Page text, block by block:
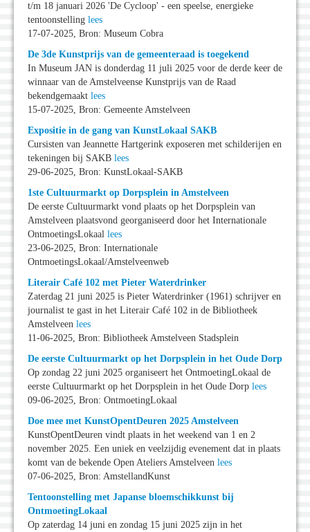
t/m 18 januari 2026 'De Cycloop' - een speelse, energieke
tentoonstelling lees
17-07-2025, Bron: Museum Cobra
De 3de Kunstprijs van de gemeenteraad is toegekend
In Museum JAN is donderdag 11 juli 2025 voor de derde keer de
winnaar van de Amstelveense Kunstprijs van de Raad
bekendgemaakt lees
15-07-2025, Bron: Gemeente Amstelveen
Expositie in de gang van KunstLokaal SAKB
Cursisten van Jeannette Hartgerink exposeren met schilderijen en
tekeningen bij SAKB lees
29-06-2025, Bron: KunstLokaal-SAKB
1ste Cultuurmarkt op Dorpsplein in Amstelveen
De eerste Cultuurmarkt vond plaats op het Dorpsplein van
Amstelveen plaatsvond georganiseerd door het Internationale
OntmoetingsLokaal lees
23-06-2025, Bron: Internationale
OntmoetingsLokaal/Amstelveenweb
Literair Café 102 met Pieter Waterdrinker
Zaterdag 21 juni 2025 is Pieter Waterdrinker (1961) schrijver en
journalist te gast in het Literair Café 102 in de Bibliotheek
Amstelveen lees
11-06-2025, Bron: Bibliotheek Amstelveen Stadsplein
De eerste Cultuurmarkt op het Dorpsplein in het Oude Dorp
Op zondag 22 juni 2025 organiseert het OntmoetingLokaal de
eerste Cultuurmarkt op het Dorpsplein in het Oude Dorp lees
09-06-2025, Bron: OntmoetingLokaal
Doe mee met KunstOpentDeuren 2025 Amstelveen
KunstOpentDeuren vindt plaats in het weekend van 1 en 2
november 2025. Een uniek en veelzijdig evenement dat in plaats
komt van de bekende Open Ateliers Amstelveen lees
07-06-2025, Bron: AmstellandKunst
Tentoonstelling met Japanse bloemschikkunst bij
OntmoetingLokaal
Op zaterdag 14 juni en zondag 15 juni 2025 zijn in het